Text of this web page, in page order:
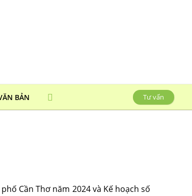
BẢN Tư vấn
Cần Thơ năm 2024 và Kế hoạch số